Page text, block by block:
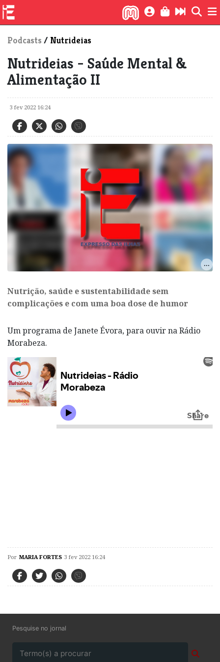
Podcasts / Nutrideias
Nutrideias - Saúde Mental &
Alimentação II
3 fev 2022 16:24
Nutrição, saúde e sustentabilidade sem
complicações e com uma boa dose de humor
Um programa de Janete Évora, para ouvir na Rádio
Morabeza.
Por MARIA FORTES 3 fev 2022 16:24
Pesquise no jornal